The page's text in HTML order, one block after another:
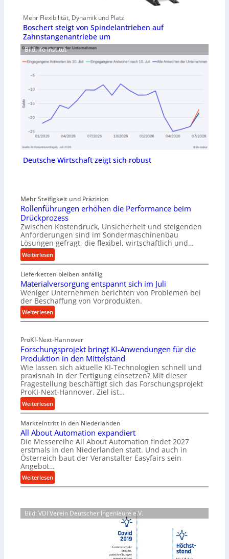
Mehr Flexibilität, Dynamik und Platz
Boschert steigt von Spindelantrieben auf
Zahnstangenantriebe um
Bild: Ifo Institut
Deutsche Wirtschaft zeigt sich robust
Mehr Steifigkeit und Präzision
Rollenführungen erhöhen die Performance beim
Drückprozess
Zwischen Kostendruck, Unsicherheit und steigenden
Anforderungen sind im Sondermaschinenbau
Lösungen gefragt, die flexibel, wirtschaftlich und…
Weiterlesen:
R
o
l
l
e
n
f
h
r
u
n
g
e
n
e
r
h
ö
h
e
n
d
i
P
e
Lieferketten bleiben anfällig
Materialversorgung entspannt sich im Juli
Weniger Unternehmen berichten von Problemen bei
der Beschaffung von Vorprodukten.
Weiterlesen:
M
t
e
r
i
a
l
v
e
o
r
g
u
n
g
n
t
ProKI-Next-Hannover
Forschungsprojekt bringt KI-Anwendungen für die
Produktion in den Mittelstand
Wie lassen sich aktuelle KI-Technologien schnell und
praxisnah in der Fertigung einsetzen? Mit dieser
Fragestellung beschäftigt sich das Forschungsprojekt
ProKI-Next-Hannover. Ziel ist…
Weiterlesen:
F
o
r
s
c
h
u
n
p
r
Markteintritt in den Niederlanden
All About Automation expandiert
Die Messereihe All About Automation findet 2027
erstmals in den Niederlanden statt. Und auch in
Österreich baut der Veranstalter Easyfairs sein
Angebot…
Weiterlesen:
A
l
A
Bild: VDI Verein Deutscher Ingenieure e.V.